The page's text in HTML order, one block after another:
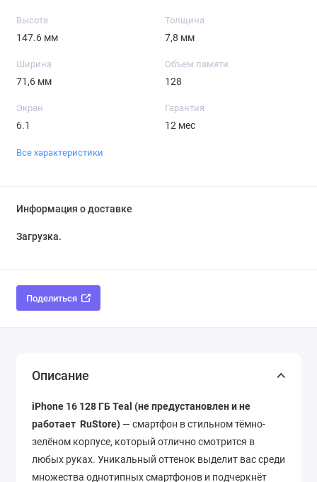
Высота
147.6 мм
Толщина
7,8 мм
Ширина
71,6 мм
Объем памяти
128
Экран
6.1
Гарантия
12 мес
Все характеристики
Информация о доставке
Загрузка...
Поделиться
Описание
iPhone 16 128 ГБ Teal (не предустановлен и не
работает RuStore) — смартфон в стильном тёмно-
зелёном корпусе, который отлично смотрится в
любых руках. Уникальный оттенок выделит вас среди
множества однотипных смартфонов и подчеркнёт